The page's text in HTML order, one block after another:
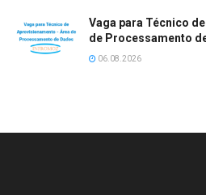
Vaga para Técnico
de Processamento
06.08.2026